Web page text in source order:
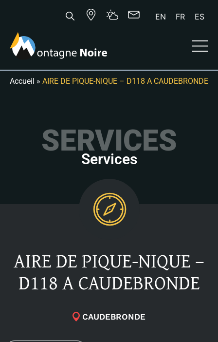
EN FR ES
Accueil » AIRE DE PIQUE-NIQUE – D118 A CAUDEBRONDE
SERVICES
Services
AIRE DE PIQUE-NIQUE –
D118 A CAUDEBRONDE
CAUDEBRONDE